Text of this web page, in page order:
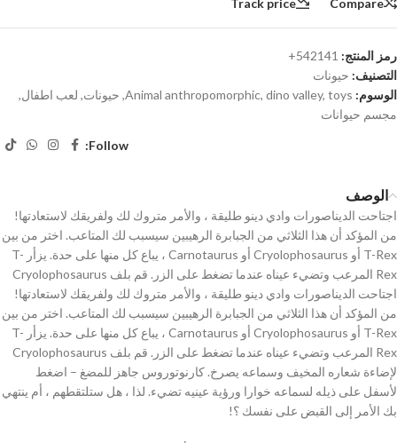
رمز المنتج: 542141+
التصنيف: حيونات
الوسوم:
Animal anthropomorphic, dino valley, toys
, حيونات, لعب اطفال,
مجسم حيوانات
Follow:
الوصف
اجتاحت الديناصورات وادي دينو طليقة ، والأمر متروك لك ولفريقك لاستعادتها!
من المؤكد أن هذا الثلاثي من الجبابرة الرهيبين سيسبب لك المتاعب. اختر من بين
T-Rex أو Cryolophosaurus أو Carnotaurus ، يباع كل منها على حدة. يزأر T-
Rex المرعب وتضيء عيناه عندما تضغط على الزر. قم بلف Cryolophosaurus
اجتاحت الديناصورات وادي دينو طليقة ، والأمر متروك لك ولفريقك لاستعادتها!
من المؤكد أن هذا الثلاثي من الجبابرة الرهيبين سيسبب لك المتاعب. اختر من بين
T-Rex أو Cryolophosaurus أو Carnotaurus ، يباع كل منها على حدة. يزأر T-
Rex المرعب وتضيء عيناه عندما تضغط على الزر. قم بلف Cryolophosaurus
لإضاءة شعاره المخيف وسماعه يصرخ. كارنوتوروس جاهز للمضغ – اضغط
لأسفل على ذيله لسماعه خوارا ورؤية عينيه تضيء. لذا ، هل ستلتقطهم ، أم ينتهي
بك الأمر إلى القبض على نفسك ؟!